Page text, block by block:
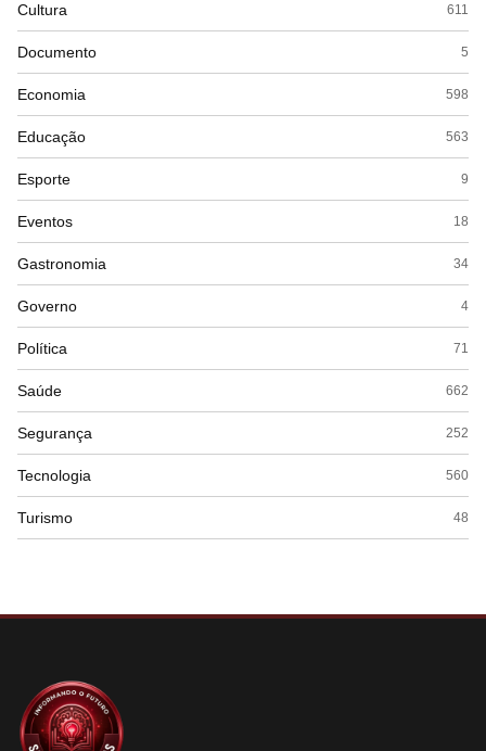
Cultura 611
Documento 5
Economia 598
Educação 563
Esporte 9
Eventos 18
Gastronomia 34
Governo 4
Política 71
Saúde 662
Segurança 252
Tecnologia 560
Turismo 48